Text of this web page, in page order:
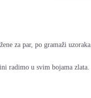
za par, po gramaži uzoraka.
radimo u svim bojama zlata.